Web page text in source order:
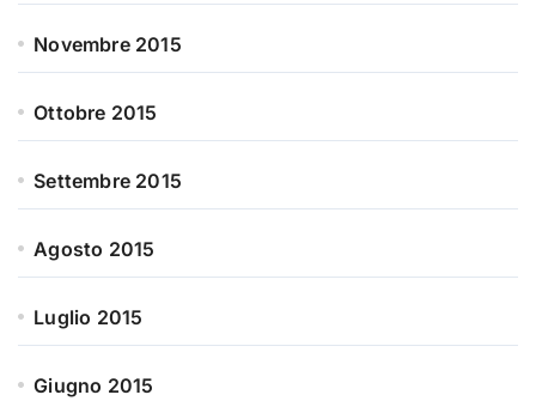
Novembre 2015
Ottobre 2015
Settembre 2015
Agosto 2015
Luglio 2015
Giugno 2015